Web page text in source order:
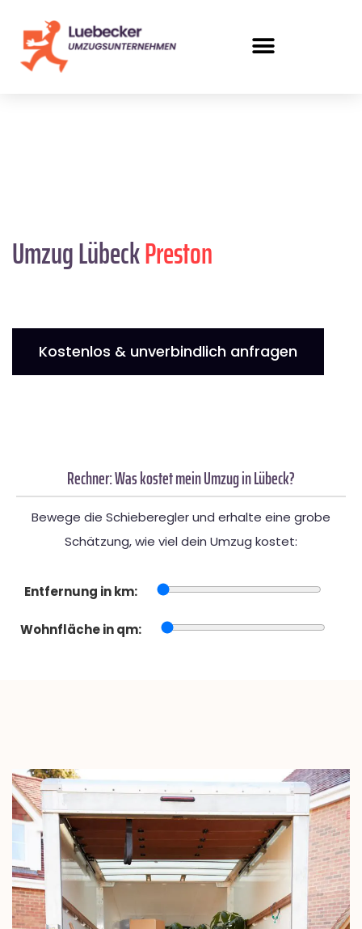
Umzug LübeckPreston
Kostenlos & unverbindlich anfragen
Rechner: Was kostet mein Umzug in Lübeck?
Bewege die Schieberegler und erhalte eine grobe
Schätzung, wie viel dein Umzug kostet:
Entfernung in km:
Wohnfläche in qm: